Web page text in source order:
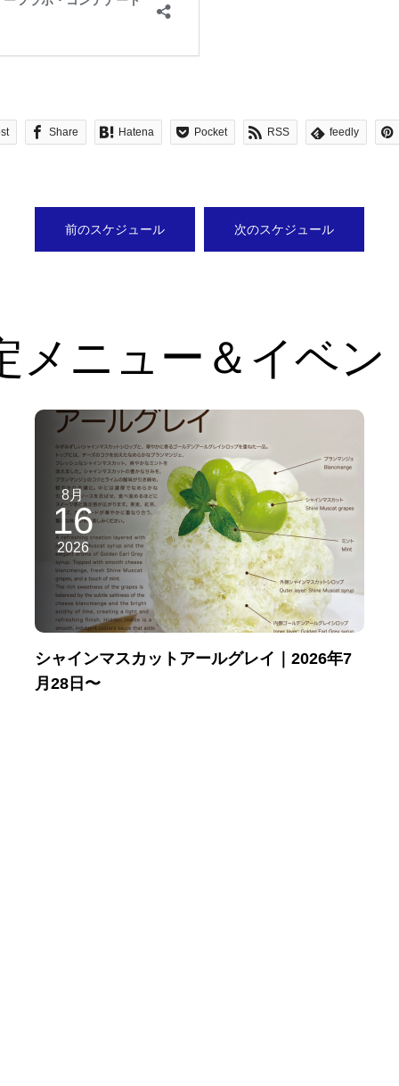
Share Hatena Pocket RSS feedly
前のスケジュール 次のスケジュール
メニュー＆イベン
8月
16
2026
シャインマスカットアールグレイ｜2026年7
月28日〜